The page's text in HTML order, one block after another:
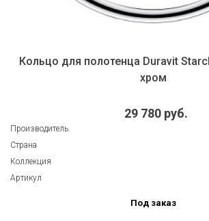
Кольцо для полотенца Duravit
хром
29 780 руб.
Производитель
Страна
Коллекция
Артикул
Под заказ